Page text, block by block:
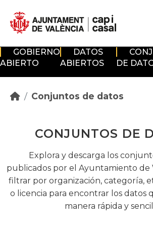
GOBIERNO
ABIERTO
DATOS
ABIERTOS
DE
Conjuntos de datos
CONJUNTOS DE
Explora y descarga los
publicados por el Ayuntamiento de
filtrar por organización, categoría,
o licencia para encontrar los datos
manera rápida y